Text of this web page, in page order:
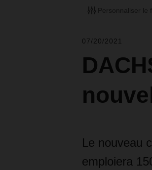
Personnaliser le
07/20/2021
Le nouveau
emploiera